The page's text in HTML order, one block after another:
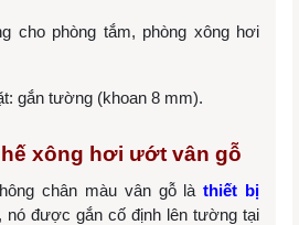
cho phòng tắm, phòng xông hơi
gắn tường (khoan 8 mm).
xông hơi ướt vân gỗ
chân màu vân gỗ làthiết bị
nó được gắn cố định lên tường tại